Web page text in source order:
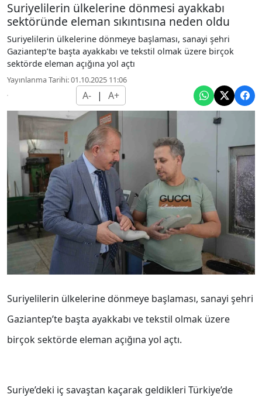
Suriyelilerin ülkelerine dönmesi ayakkabı
sektöründe eleman sıkıntısına neden oldu
Suriyelilerin ülkelerine dönmeye başlaması, sanayi şehri
Gaziantep’te başta ayakkabı ve tekstil olmak üzere birçok
sektörde eleman açığına yol açtı
Yayınlanma Tarihi: 01.10.2025 11:06
A- | A+
Suriyelilerin ülkelerine dönmeye başlaması, sanayi şehri
Gaziantep’te başta ayakkabı ve tekstil olmak üzere
birçok sektörde eleman açığına yol açtı.
Suriye’deki iç savaştan kaçarak geldikleri Türkiye’de